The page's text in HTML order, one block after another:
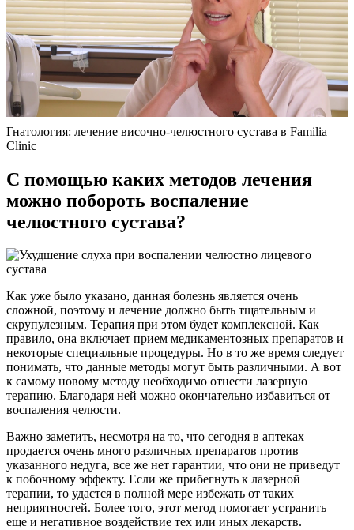
Гнатология: лечение височно-челюстного сустава в Familia
Clinic
С помощью каких методов лечения
можно побороть воспаление
челюстного сустава?
Как уже было указано, данная болезнь является очень
сложной, поэтому и лечение должно быть тщательным и
скрупулезным. Терапия при этом будет комплексной. Как
правило, она включает прием медикаментозных препаратов и
некоторые специальные процедуры. Но в то же время следует
понимать, что данные методы могут быть различными. А вот
к самому новому методу необходимо отнести лазерную
терапию. Благодаря ней можно окончательно избавиться от
воспаления челюсти.
Важно заметить, несмотря на то, что сегодня в аптеках
продается очень много различных препаратов против
указанного недуга, все же нет гарантии, что они не приведут
к побочному эффекту. Если же прибегнуть к лазерной
терапии, то удастся в полной мере избежать от таких
неприятностей. Более того, этот метод помогает устранить
еще и негативное воздействие тех или иных лекарств.